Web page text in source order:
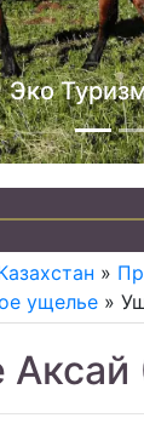
Джип туры
»
ущелье »